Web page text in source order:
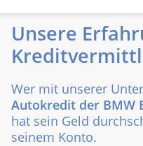
Unsere
Wer mit unserer
Autokredit der BMW
hat sein Geld
seinem Konto.